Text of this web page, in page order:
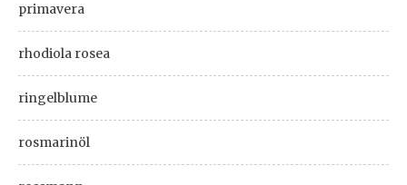
primavera
rhodiola rosea
ringelblume
rosmarinöl